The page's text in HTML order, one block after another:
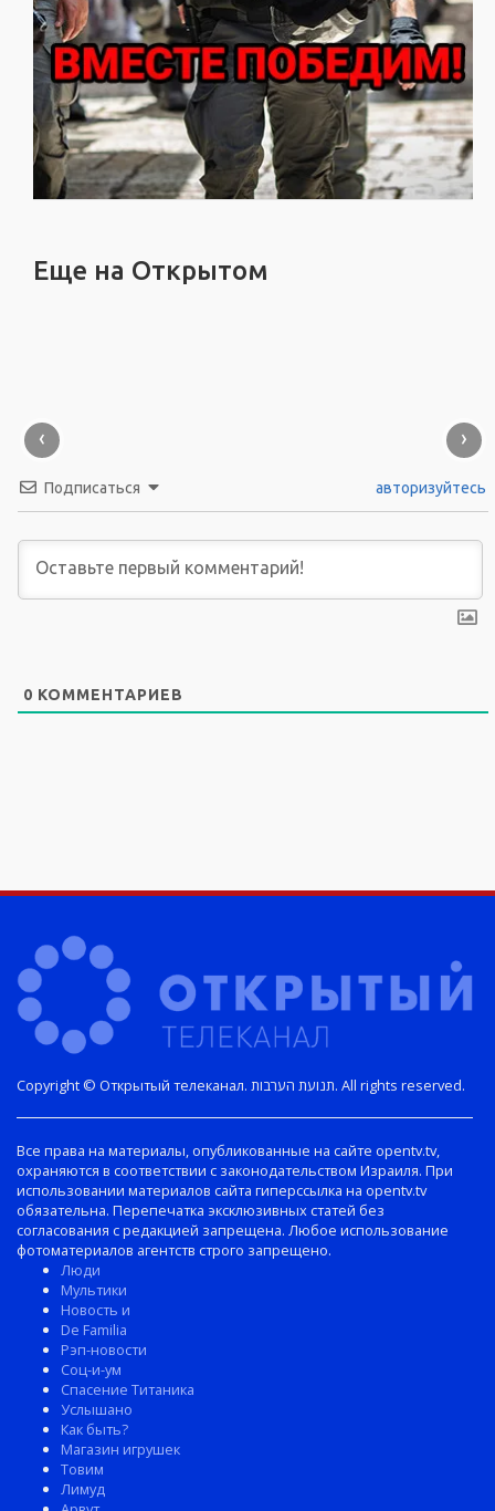
Еще на Открытом
‹ ›
Подписаться авторизуйтесь
0 КОММЕНТАРИЕВ
Copyright © Открытый телеканал. תנועת הערבות. All rights reserved.
Все права на материалы, опубликованные на сайте opentv.tv,
охраняются в соответствии с законодательством Израиля. При
использовании материалов сайта гиперссылка на opentv.tv
обязательна. Перепечатка эксклюзивных статей без
согласования с редакцией запрещена. Любое использование
фотоматериалов агентств строго запрещено.
Люди
Мультики
Новость и
De Familia
Рэп-новости
Соц-и-ум
Спасение Титаника
Услышано
Как быть?
Магазин игрушек
Товим
Лимуд